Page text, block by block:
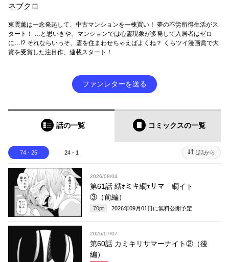
ネブクロ
東雲薫は一念発起して、中古マンションを一棟買い！ 夢の不労所得生活がス
タート！ …と思いきや、マンションでは心霊現象が多発して入居者はゼロ
に…!? それならいっそ、霊を住まわせちゃえばよくね？ くらツイ漫画賞で大
賞を受賞した注目作、連載スタート！
ファンレターを送る
話の一覧 コミックスの一覧
74 - 25 24 - 1 1話から
2026/08/04
第61話 繧ｫミキ繝ｪサマー繝イト
③（前編）
70pt 2026年09月01日 に無料公開予定
2026/07/07
第60話 カミキリサマーナイト②（後
編）